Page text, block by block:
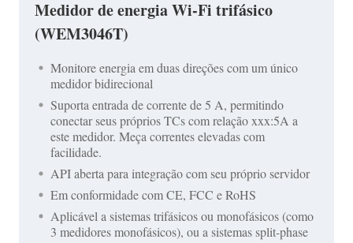
Medidor de energia Wi-Fi trifásico
(WEM3046T)
Monitore energia em duas direções com um único
medidor bidirecional
Suporta entrada de corrente de 5 A, permitindo
conectar seus próprios TCs com relação xxx:5A a
este medidor. Meça correntes elevadas com
facilidade.
API aberta para integração com seu próprio servidor
Em conformidade com CE, FCC e RoHS
Aplicável a sistemas trifásicos ou monofásicos (como
3 medidores monofásicos), ou a sistemas split-phase